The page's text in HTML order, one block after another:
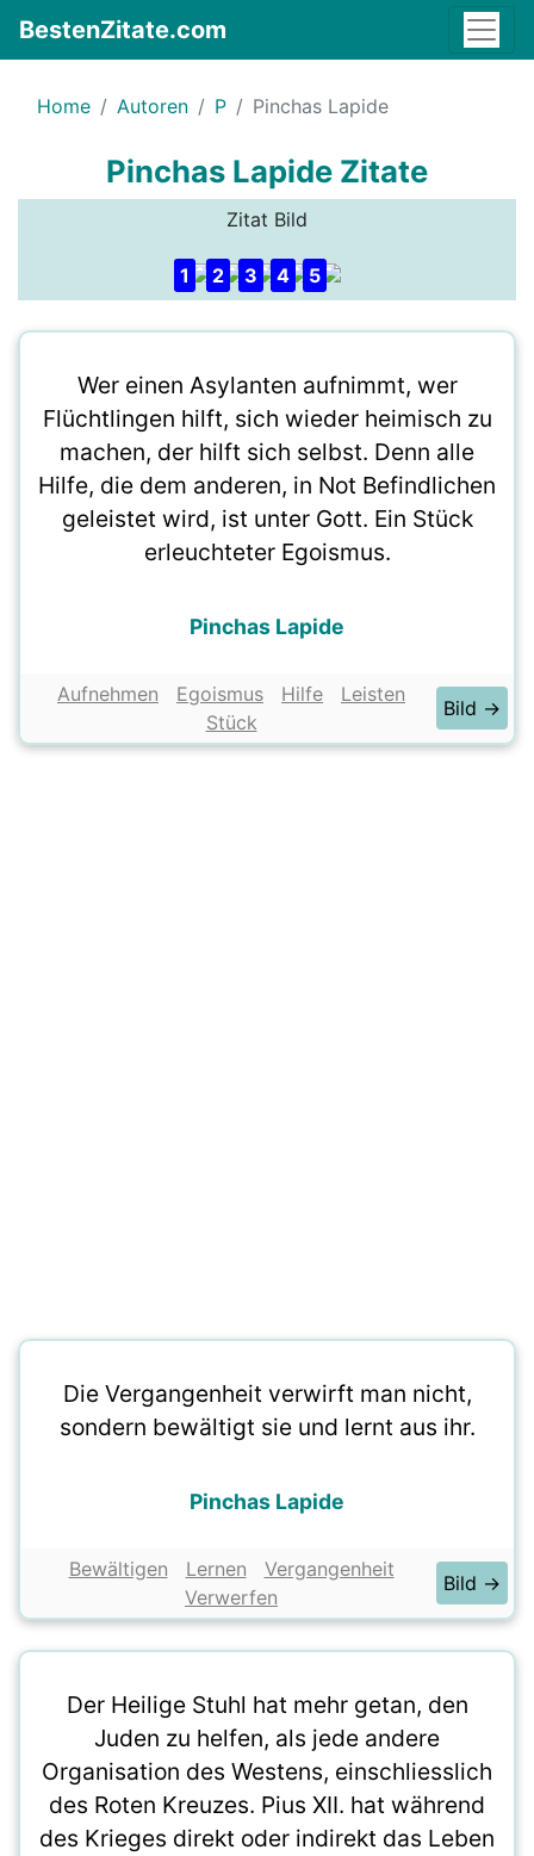
BestenZitate.com
Home Autoren P Pinchas Lapide
Pinchas Lapide Zitate
Zitat Bild
1 2 3 4 5
Wer einen Asylanten aufnimmt, wer
Flüchtlingen hilft, sich wieder heimisch zu
machen, der hilft sich selbst. Denn alle
Hilfe, die dem anderen, in Not Befindlichen
geleistet wird, ist unter Gott. Ein Stück
erleuchteter Egoismus.
Pinchas Lapide
Aufnehmen Egoismus Hilfe
Leisten
Stück
Bild →
Die Vergangenheit verwirft man nicht,
sondern bewältigt sie und lernt aus ihr.
Pinchas Lapide
Bewältigen Lernen
Vergangenheit
Verwerfen
Bild →
Der Heilige Stuhl hat mehr getan, den
Juden zu helfen, als jede andere
Organisation des Westens, einschliesslich
des Roten Kreuzes. Pius XII. hat während
des Krieges direkt oder indirekt das Leben